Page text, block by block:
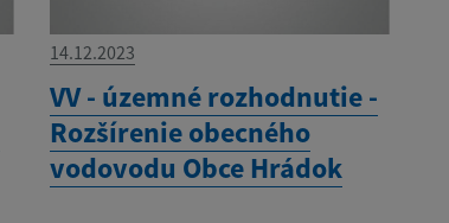
14.12.2023
VV - územné rozhodnutie -
Rozšírenie obecného
vodovodu Obce Hrádok